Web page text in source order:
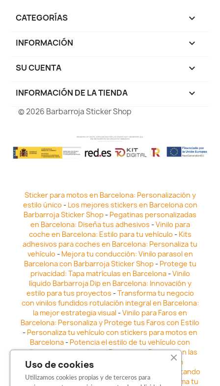
CATEGORÍAS 
INFORMACIÓN 
SU CUENTA 
INFORMACIÓN DE LA TIENDA keyboard_arrow_down
© 2026 Barbarroja Sticker Shop
Sticker para motos en Barcelona: Personalización y
estilo único - Los mejores stickers en Barcelona con
Barbarroja Sticker Shop- Pegatinas personalizadas
en Barcelona: Diseña tus adhesivos -Vinilo para
coche en Barcelona: Estilo para tu vehículo - Kits
adhesivos para coches en Barcelona: Personaliza tu
vehículo - Mejora tu conducción: Vinilo parasol en
Barcelona con Barbarroja Sticker Shop- Protege tu
privacidad: Tapa matrículas en Barcelona-Vinilo
líquido Barbarroja Dip en Barcelona: Innovación y
estilo para tus proyectos -Transforma tu negocio
con vinilos fundidos rotulación integral en Barcelona:
la mejor estrategia visual -Vinilo para Faros en
Barcelona: Personaliza y Protege tus Faros con Estilo
- Personaliza tu vehículo con stickers para motos en
Barcelona- Potencia el estilo de tu vehículo con
adhesivos para coche en Barcelona-Destaca en las
calles: Los Mejores stickers para coches en
Vinilo para faros en Barcelona: Resaltando
la Estética y Seguridad del Automóvil- Transforma tu
Uso de cookies
Utilizamos cookies propias y de terceros para